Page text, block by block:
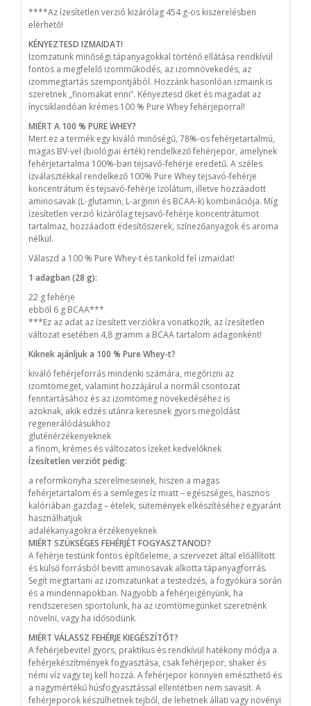
****Az ízesítetlen verzió kizárólag 454 g-os kiszerelésben
elérhető!
KÉNYEZTESD IZMAIDAT!
Izomzatunk minőségi tápanyagokkal történő ellátása rendkívül
fontos a megfelelő izomműködés, az izomnövekedés, az
izommegtartás szempontjából. Hozzánk hasonlóan izmaink is
szeretnek „finomakat enni”. Kényeztesd őket és magadat az
ínycsiklandóan krémes 100 % Pure Whey fehérjeporral!
MIÉRT A 100 % PURE WHEY?
Mert ez a termék egy kiváló minőségű, 78%-os fehérjetartalmú,
magas BV-vel (biológiai érték) rendelkező fehérjepor, amelynek
fehérjetartalma 100%-ban tejsavó-fehérje eredetű. A széles
ízválasztékkal rendelkező 100% Pure Whey tejsavó-fehérje
koncentrátum és tejsavó-fehérje izolátum, illetve hozzáadott
aminosavak (L-glutamin, L-arginin és BCAA-k) kombinációja. Míg
ízesítetlen verzió kizárólag tejsavó-fehérje koncentrátumot
tartalmaz, hozzáadott édesítőszerek, színezőanyagok és aroma
nélkül.
Válaszd a 100 % Pure Whey-t és tankold fel izmaidat!
1 adagban (28 g):
22 g fehérje
ebből 6 g BCAA***
***Ez az adat az ízesített verziókra vonatkozik, az ízesítetlen
változat esetében 4,8 gramm a BCAA tartalom adagonként!
Kiknek ajánljuk a 100 % Pure Whey-t?
kiváló fehérjeforrás mindenki számára, megőrizni az
izomtömeget, valamint hozzájárul a normál csontozat
fenntartásához és az izomtömeg növekedéséhez is
azoknak, akik edzés utánra keresnek gyors megoldást
regenerálódásukhoz
gluténérzékenyeknek
a finom, krémes és változatos ízeket kedvelőknek
Ízesítetlen verziót pedig:
a reformkonyha szerelmeseinek, hiszen a magas
fehérjetartalom és a semleges íz miatt – egészséges, hasznos
kalóriában gazdag – ételek, sütemények elkészítéséhez egyaránt
használhatjuk
adalékanyagokra érzékenyeknek
MIÉRT SZÜKSÉGES FEHÉRJÉT FOGYASZTANOD?
A fehérje testünk fontos építőeleme, a szervezet által előállított
és külső forrásból bevitt aminosavak alkotta tápanyagforrás.
Segít megtartani az izomzatunkat a testedzés, a fogyókúra során
és a mindennapokban. Nagyobb a fehérjeigényünk, ha
rendszeresen sportolunk, ha az izomtömegünket szeretnénk
növelni, vagy ha idősödünk.
MIÉRT VÁLASSZ FEHÉRJE KIEGÉSZÍTŐT?
A fehérjebevitel gyors, praktikus és rendkívül hatékony módja a
fehérjekészítmények fogyasztása, csak fehérjepor, shaker és
némi víz vagy tej kell hozzá. A fehérjepor könnyen emészthető és
a nagymértékű húsfogyasztással ellentétben nem savasít. A
fehérjeporok készülhetnek tejből, de lehetnek állati vagy növényi